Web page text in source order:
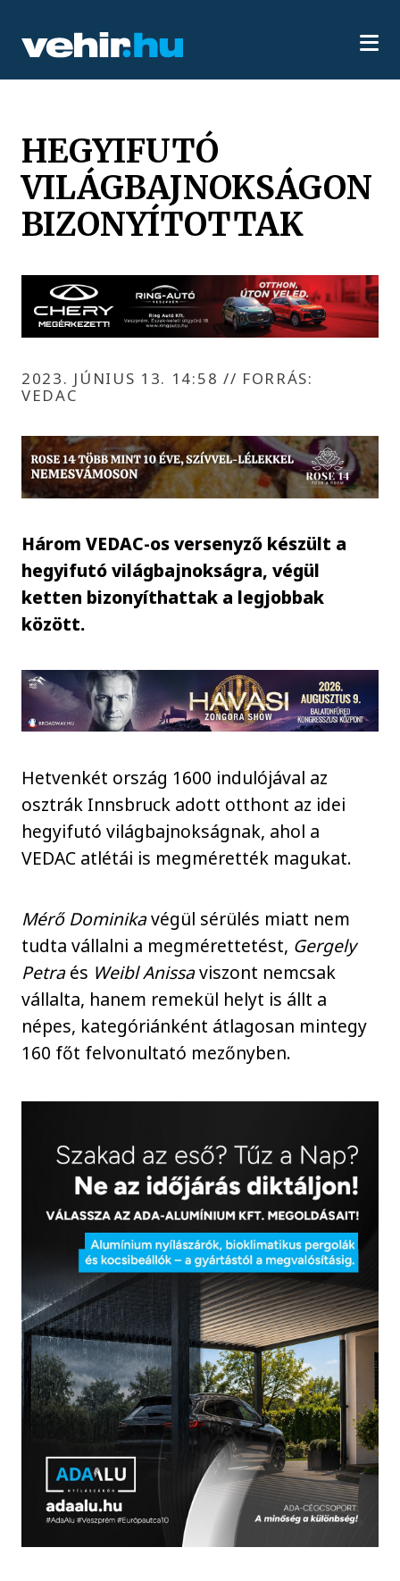
HEGYIFUTÓ
VILÁGBAJNOKSÁGON
BIZONYÍTOTTAK
2023. JÚNIUS 13. 14:58 // FORRÁS:
VEDAC
Három VEDAC-os versenyző készült a
hegyifutó világbajnokságra, végül
ketten bizonyíthattak a legjobbak
között.
Hetvenkét ország 1600 indulójával az
osztrák Innsbruck adott otthont az idei
hegyifutó világbajnokságnak, ahol a
VEDAC atlétái is megmérették magukat.
Mérő Dominikavégül sérülés miatt nem
tudta vállalni a megmérettetést, Gergely
Petraés Weibl Anissaviszont nemcsak
vállalta, hanem remekül helyt is állt a
népes, kategóriánként átlagosan mintegy
160 főt felvonultató mezőnyben.